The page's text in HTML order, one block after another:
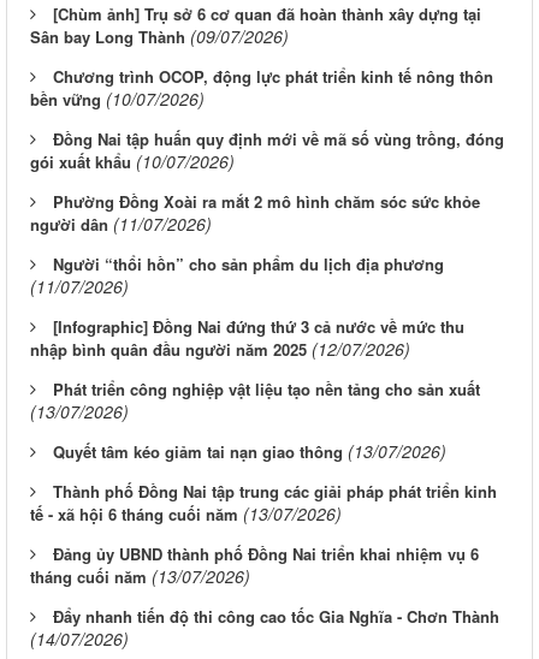
[Chùm ảnh] Trụ sở 6 cơ quan đã hoàn thành xây dựng tại
Sân bay Long Thành (09/07/2026)
Chương trình OCOP, động lực phát triển kinh tế nông thôn
bền vững (10/07/2026)
Đồng Nai tập huấn quy định mới về mã số vùng trồng, đóng
gói xuất khẩu (10/07/2026)
Phường Đồng Xoài ra mắt 2 mô hình chăm sóc sức khỏe
người dân (11/07/2026)
Người “thổi hồn” cho sản phẩm du lịch địa phương
(11/07/2026)
[Infographic] Đồng Nai đứng thứ 3 cả nước về mức thu
nhập bình quân đầu người năm 2025 (12/07/2026)
Phát triển công nghiệp vật liệu tạo nền tảng cho sản xuất
(13/07/2026)
Quyết tâm kéo giảm tai nạn giao thông (13/07/2026)
Thành phố Đồng Nai tập trung các giải pháp phát triển kinh
tế - xã hội 6 tháng cuối năm (13/07/2026)
Đảng ủy UBND thành phố Đồng Nai triển khai nhiệm vụ 6
tháng cuối năm (13/07/2026)
Đẩy nhanh tiến độ thi công cao tốc Gia Nghĩa - Chơn Thành
(14/07/2026)